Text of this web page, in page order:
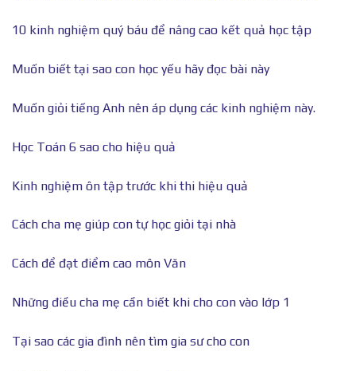
10 kinh nghiệm quý báu để nâng cao kết quả học tập
Muốn biết tại sao con học yếu hãy đọc bài này
Muốn giỏi tiếng Anh nên áp dụng các kinh nghiệm này.
Học Toán 6 sao cho hiệu quả
Kinh nghiệm ôn tập trước khi thi hiệu quả
Cách cha mẹ giúp con tự học giỏi tại nhà
Cách để đạt điểm cao môn Văn
Những điều cha mẹ cần biết khi cho con vào lớp 1
Tại sao các gia đình nên tìm gia sư cho con